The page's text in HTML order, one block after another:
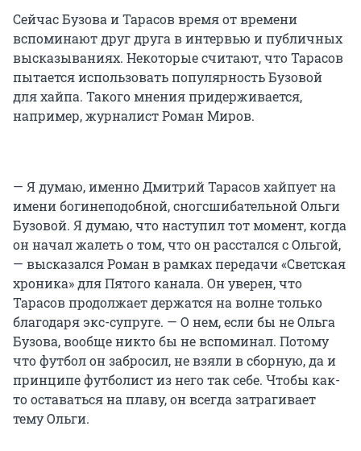
Сейчас Бузова и Тарасов время от времени
вспоминают друг друга в интервью и публичных
высказываниях. Некоторые считают, что Тарасов
пытается использовать популярность Бузовой
для хайпа. Такого мнения придерживается,
например, журналист Роман Миров.
— Я думаю, именно Дмитрий Тарасов хайпует на
имени богинеподобной, сногсшибательной Ольги
Бузовой. Я думаю, что наступил тот момент, когда
он начал жалеть о том, что он расстался с Ольгой,
— высказался Роман в рамках передачи «Светская
хроника» для Пятого канала. Он уверен, что
Тарасов продолжает держатся на волне только
благодаря экс-супруге. — О нем, если бы не Ольга
Бузова, вообще никто бы не вспоминал. Потому
что футбол он забросил, не взяли в сборную, да и
принципе футболист из него так себе. Чтобы как-
то оставаться на плаву, он всегда затрагивает
тему Ольги.